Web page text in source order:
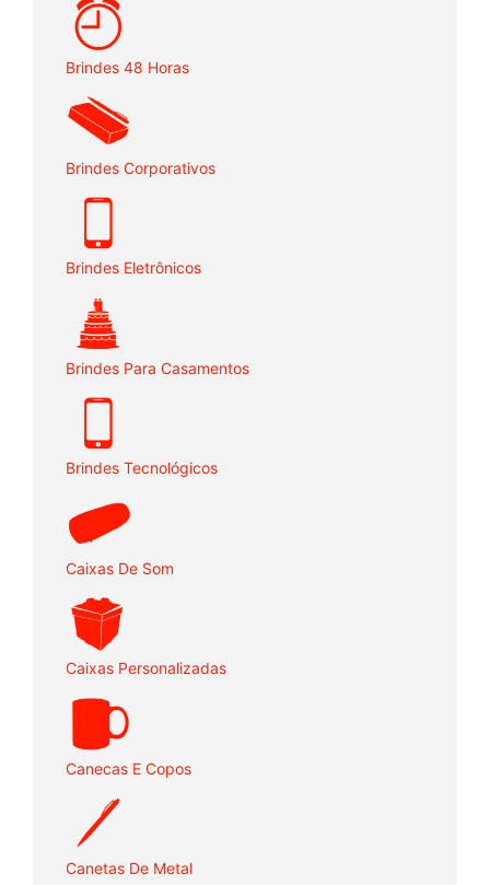
Brindes 48 Horas
Brindes Corporativos
Brindes Eletrônicos
Brindes Para Casamentos
Brindes Tecnológicos
Caixas De Som
Caixas Personalizadas
Canecas E Copos
Canetas De Metal